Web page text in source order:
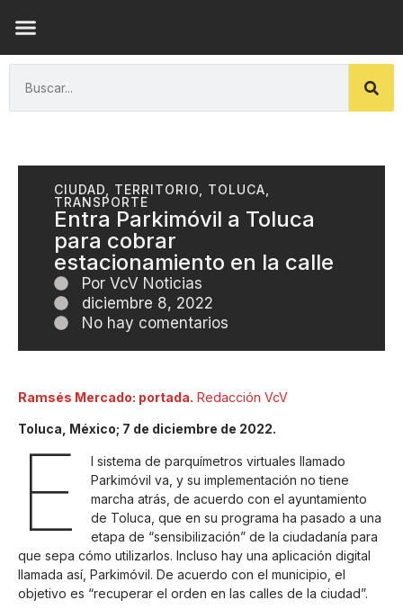
CIUDAD TERRITORIO TOLUCA
TRANSPORTE
Entra Parkimóvil a Toluca
para cobrar
estacionamiento en la calle
Por VcV Noticias
diciembre 8, 2022
No hay comentarios
Ramsés Mercado: portada. Redacción VcV
Toluca, México; 7 de diciembre de 2022.
E
l sistema de parquímetros virtuales llamado
Parkimóvil va, y su implementación no tiene
marcha atrás, de acuerdo con el ayuntamiento
de Toluca, que en su programa ha pasado a una
etapa de “sensibilización” de la ciudadanía para
que sepa cómo utilizarlos. Incluso hay una aplicación digital
llamada así, Parkimóvil. De acuerdo con el municipio, el
objetivo es “recuperar el orden en las calles de la ciudad”.